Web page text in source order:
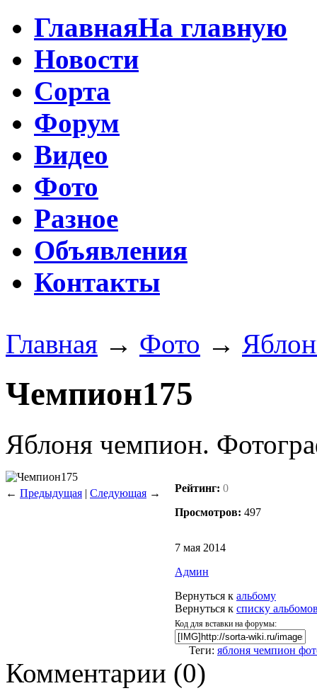
ГлавнаяНа главную
Новости
Сорта
Форум
Видео
Фото
Разное
Объявления
Контакты
Главная → Фото →
Чемпион175
Яблоня чемпион.
← Предыдущая | Следующая → Рейтинг: 0
Просмотров: 497
7 мая 2014
Админ
Вернуться к альбому
Вернуться к списку
Код для вставки на форумы:
Теги: яблоня чемпион
Комментарии (0)